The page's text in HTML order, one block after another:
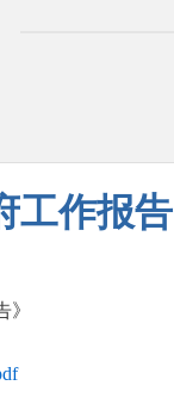
工作报告